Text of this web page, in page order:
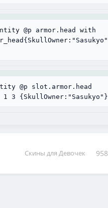
@p armor.head with
@p slot.armor.head
3 {SkullOwner:"Sasukyo"}
Скины для Девочек 958